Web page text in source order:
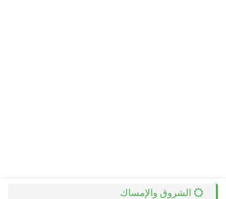
الشروق والإمساك